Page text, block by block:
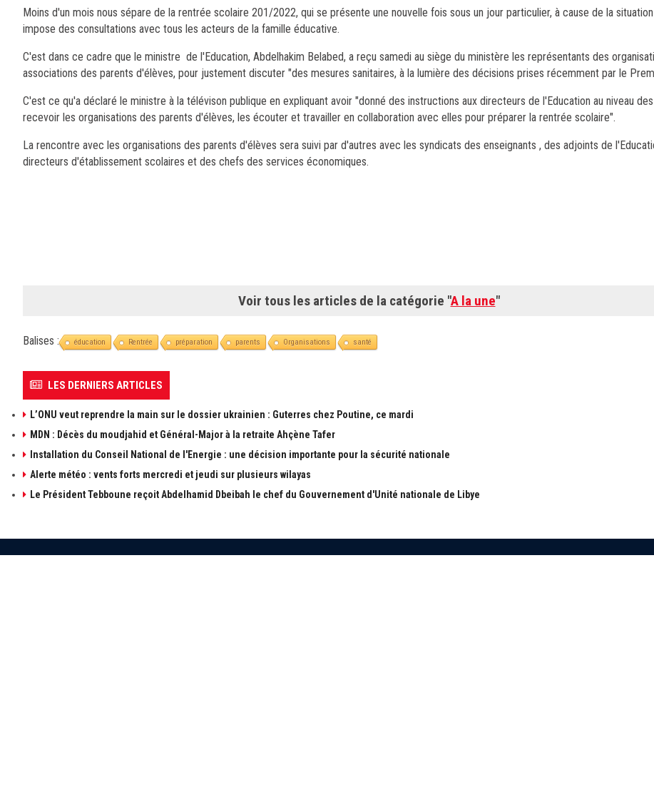
Moins d'un mois nous sépare de la rentrée scolaire 201/2022, qui se présente une nouvelle fois sous un jour particulier, à cause de la
impose des consultations avec tous les acteurs de la famille éducative.
C'est dans ce cadre que le ministre de l'Education, Abdelhakim Belabed, a reçu samedi au siège du ministère les représentants des
associations des parents d'élèves, pour justement discuter "des mesures sanitaires, à la lumière des décisions prises récemment par le
C'est ce qu'a déclaré le ministre à la télévison publique en expliquant avoir "donné des instructions aux directeurs de l'Education au niveau
recevoir les organisations des parents d'élèves, les écouter et travailler en collaboration avec elles pour préparer la rentrée scolaire".
La rencontre avec les organisations des parents d'élèves sera suivi par d'autres avec les syndicats des enseignants , des adjoints de
directeurs d'établissement scolaires et des chefs des services économiques.
Voir tous les articles de la catégorie "A la une"
Balises : éducation Rentrée préparation parents Organisations santé
LES DERNIERS ARTICLES
L’ONU veut reprendre la main sur le dossier ukrainien : Guterres chez Poutine, ce mardi
MDN : Décès du moudjahid et Général-Major à la retraite Ahçène Tafer
Installation du Conseil National de l'Energie : une décision importante pour la sécurité nationale
Alerte météo : vents forts mercredi et jeudi sur plusieurs wilayas
Le Président Tebboune reçoit Abdelhamid Dbeibah le chef du Gouvernement d'Unité nationale de Libye